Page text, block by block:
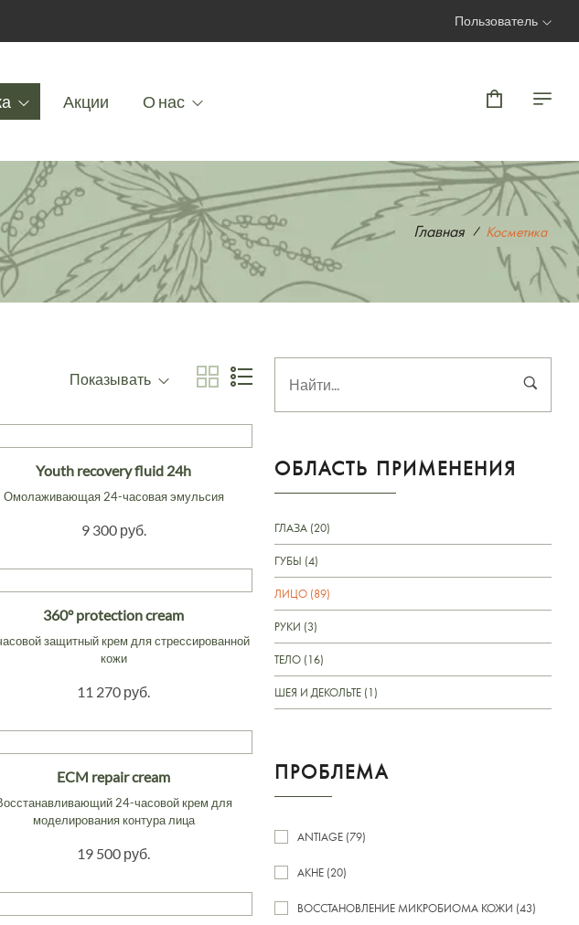
Пользователь
Акции О нас
Главная Косметика
Показывать
Youth recovery fluid 24h
Омолаживающая 24-часовая эмульсия
9 300 руб.
360° protection cream
защитный крем для стрессированной
кожи
11 270 руб.
ECM repair cream
24-часовой крем для
моделирования контура лица
19 500 руб.
ОБЛАСТЬ ПРИМЕНЕНИЯ
ГЛАЗА (20)
ГУБЫ (4)
ЛИЦО (89)
РУКИ (3)
ТЕЛО (16)
ШЕЯ И ДЕКОЛЬТЕ (1)
ПРОБЛЕМА
ANTIAGE (79)
АКНЕ (20)
ВОССТАНОВЛЕНИЕ МИКРОБИОМА КОЖИ (43)